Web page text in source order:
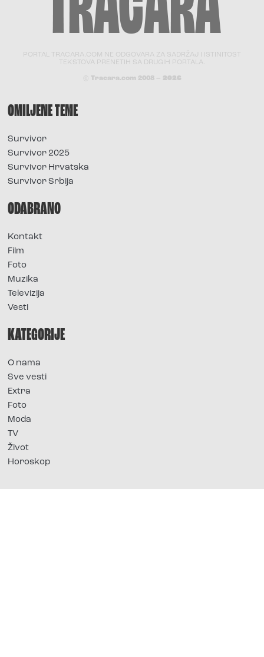
PORTAL TRACARA.COM NE ODGOVARA ZA SADRŽAJ I ISTINITOST
TEKSTOVA PRENETIH SA DRUGIH PORTALA.
© Tracara.com 2008 – 2026
OMILJENE TEME
Survivor
Survivor 2025
Survivor Hrvatska
Survivor Srbija
ODABRANO
Kontakt
Film
Foto
Muzika
Televizija
Vesti
KATEGORIJE
O nama
Sve vesti
Extra
Foto
Moda
TV
Život
Horoskop